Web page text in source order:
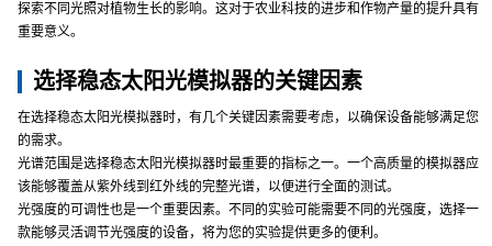
探索不同光照对植物生长的影响。这对于农业科技的进步和作物产量的提升具有
重要意义。
选择稳态太阳光模拟器的关键因素
在选择稳态太阳光模拟器时，有几个关键因素需要考虑，以确保设备能够满足您
的需求。
光谱范围是选择稳态太阳光模拟器时最重要的指标之一。一个高质量的模拟器应
该能够覆盖从紫外线到红外线的完整光谱，以便进行全面的测试。
光强度的可调性也是一个重要因素。不同的实验可能需要不同的光强度，选择一
款能够灵活调节光强度的设备，将为您的实验提供更多的便利。